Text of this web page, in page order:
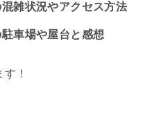
雑状況やアクセス方法
車場や屋台と感想
！